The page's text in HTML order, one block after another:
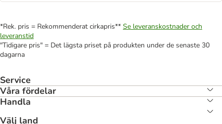
*Rek. pris = Rekommenderat cirkapris** Se leveranskostnader och
leveranstid
"Tidigare pris" = Det lägsta priset på produkten under de senaste 30
dagarna
Service
Våra fördelar
Handla
Välj land